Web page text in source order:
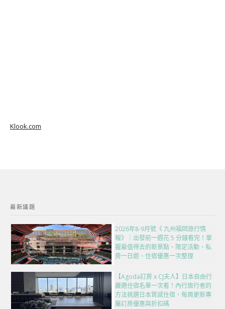
Klook.com
最新議題
2026年8-9月號《 九州福岡旅行情
報》｜出發前一週花 5 分鐘看完！掌
握最值得去的新景點、限定活動、私
房一日遊、住宿優惠一次整理
【Agoda訂房 x CJ夫人】日本自由行
嚴選住宿名單一次看！內行旅行者的
方法挑選日本質感住宿，每周更新專
屬訂房優惠與折扣碼